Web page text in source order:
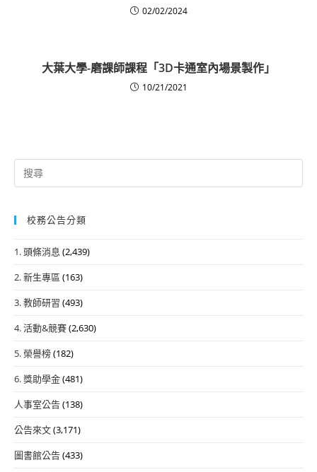
02/02/2024
大葉大學-磨課師課程「3D卡通室內場景製作」
10/21/2021
Search
for:
校務公告分類
1. 頭條消息 (2,439)
2. 新生專區 (163)
3. 教師研習 (493)
4. 活動&競賽(2,630)
5. 榮譽榜(182)
6. 獎助學金(481)
人事室公告(138)
公告來文(3,171)
圖書館公告(433)